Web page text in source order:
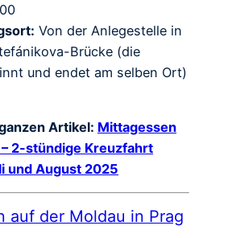
Von der Anlegestelle in
Brücke (die
und endet am selben Ort)
Artikel: Mittagessen
2-stündige Kreuzfahrt
und August 2025
auf der Moldau in Prag